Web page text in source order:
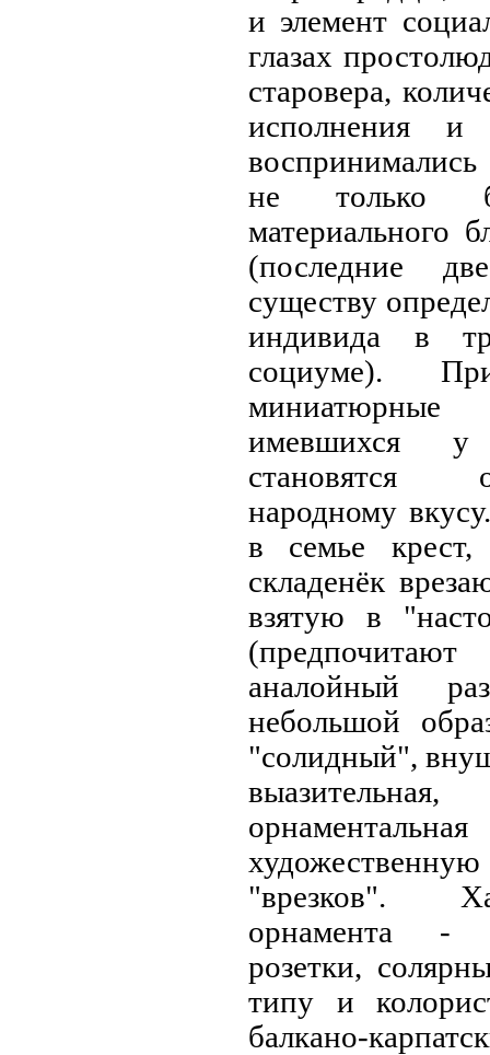
и элемент
глазах
старовера,
исполнения и
не только
материального
(последние
существу
индивида в
социуме).
имевшихся у
становятся
народному
в семье
складенёк
взятую в
аналойный
небольшой
"солидный",
"врезков".
орнамента -
розетки,
типу и
балкано-